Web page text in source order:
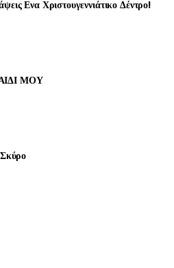
Ενα Χριστουγεννιάτικο Δέντρο!
ΜΟΥ